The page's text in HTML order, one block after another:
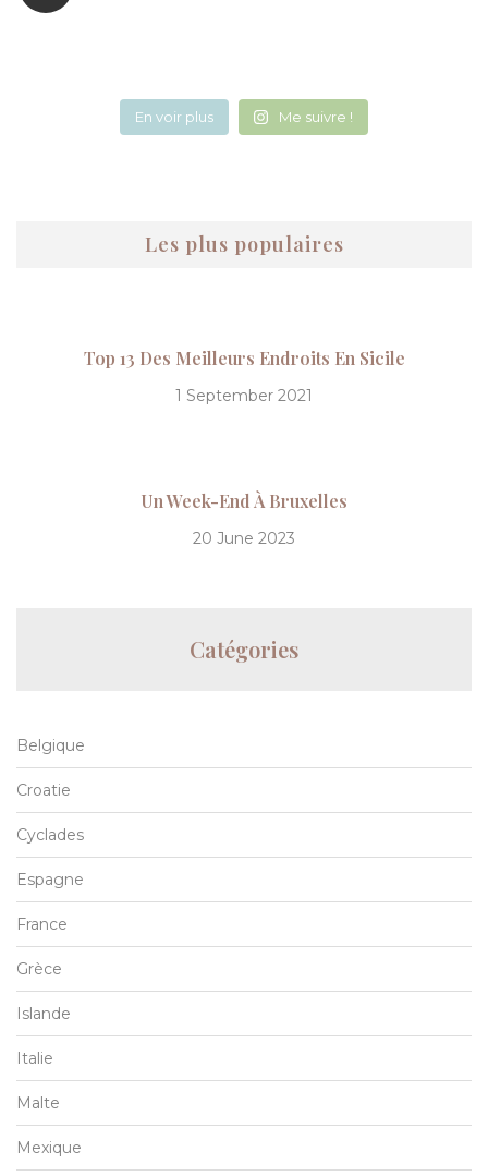
En voir plus Me suivre !
Les plus populaires
Top 13 Des Meilleurs Endroits En Sicile
1 September 2021
Un Week-End À Bruxelles
20 June 2023
Catégories
Belgique
Croatie
Cyclades
Espagne
France
Grèce
Islande
Italie
Malte
Mexique